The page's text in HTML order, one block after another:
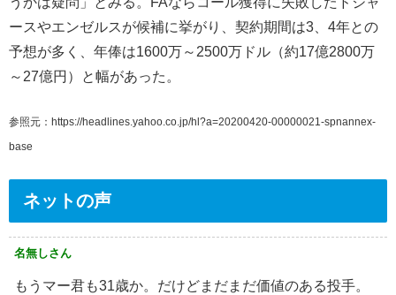
ースやエンゼルスが候補に挙がり、契約期間は3、4年との
予想が多く、年俸は1600万～2500万ドル（約17億2800万
～27億円）と幅があった。
参照元：https://headlines.yahoo.co.jp/hl?a=20200420-00000021-spnannex-
base
ネットの声
名無しさん
もうマー君も31歳か。だけどまだまだ価値のある投手。